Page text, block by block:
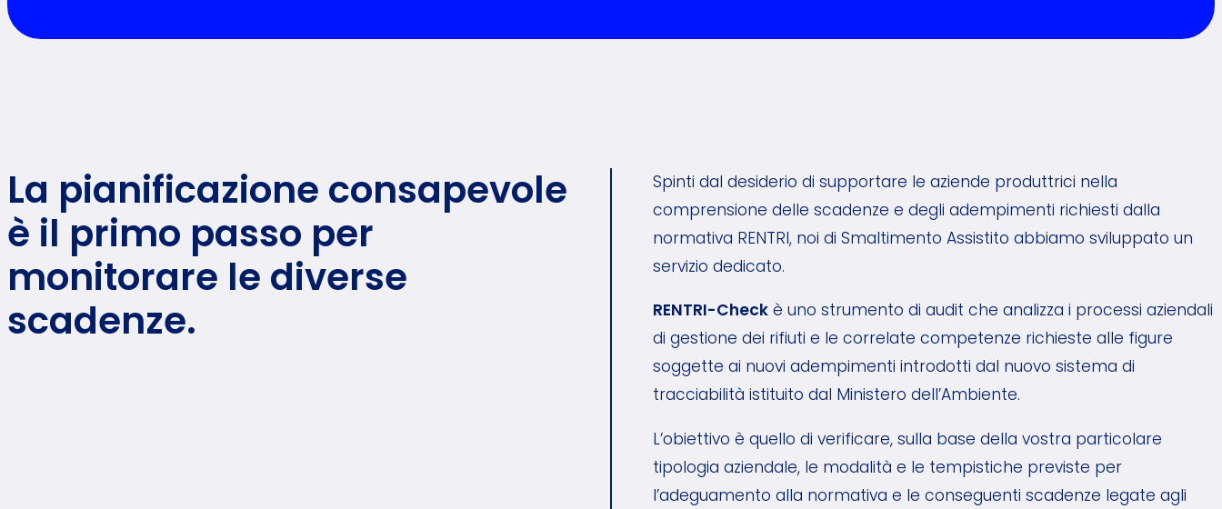
La pianificazione consapevole
è il primo passo per
monitorare le diverse
scadenze.
Spinti dal desiderio di supportare le aziende produttrici nella
comprensione delle scadenze e degli adempimenti richiesti dalla
normativa RENTRI, noi di Smaltimento Assistito abbiamo sviluppato un
servizio dedicato.
RENTRI-Checkè uno strumento di audit che analizza i processi aziendali
di gestione dei rifiuti e le correlate competenze richieste alle figure
soggette ai nuovi adempimenti introdotti dal nuovo sistema di
tracciabilità istituito dal Ministero dell’Ambiente.
L’obiettivo è quello di verificare, sulla base della vostra particolare
tipologia aziendale, le modalità e le tempistiche previste per
l’adeguamento alla normativa e le conseguenti scadenze legate agli